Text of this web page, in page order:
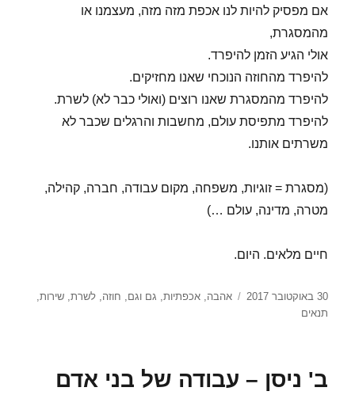
אם מפסיק להיות לנו אכפת מזה מזה, מעצמנו או
מהמסגרת,
אולי הגיע הזמן להיפרד.
להיפרד מהחוזה הנוכחי שאנו מחזיקים.
להיפרד מהמסגרת שאנו רוצים (ואולי כבר לא) לשרת.
להיפרד מתפיסת עולם, מחשבות והרגלים שכבר לא
משרתים אותנו.
(מסגרת = זוגיות, משפחה, מקום עבודה, חברה, קהילה,
מטרה, מדינה, עולם …)
חיים מלאים. היום.
פורסם
בתאריך
30 באוקטובר 2017 תגיות
אהבה,אכפתיות, גם וגם, חוזה,לשרת,שירות,
תנאים
ב' ניסן – עבודה של בני אדם